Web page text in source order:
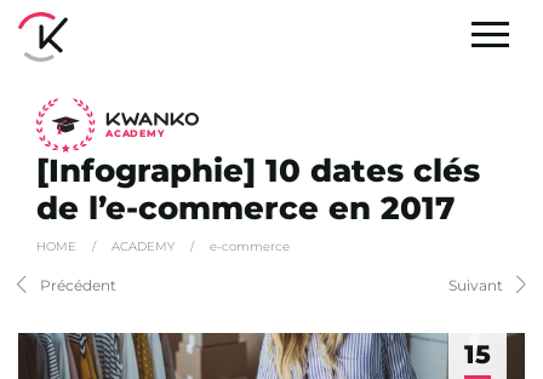
ACADEMY
[Infographie] 10 dates clés
de l’e-commerce en 2017
HOME / ACADEMY / e-commerce
Précédent Suivant
15